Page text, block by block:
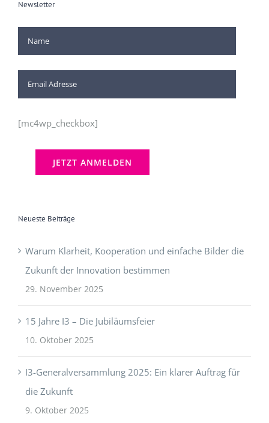
Warum Klarheit, Kooperation und einfache Bilder die
Zukunft der Innovation bestimmen
29. November 2025
15 Jahre I3 – Die Jubiläumsfeier
10. Oktober 2025
I3-Generalversammlung 2025: Ein klarer Auftrag für
die Zukunft